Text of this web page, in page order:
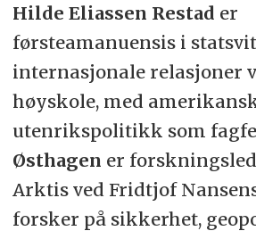
Hilde Eliassen Restad er
førsteamanuensis i
internasjonale relasjoner
høyskole, med
utenrikspolitikk som
Østhagen er
Arktis ved Fridtjof
forsker på sikkerhet,